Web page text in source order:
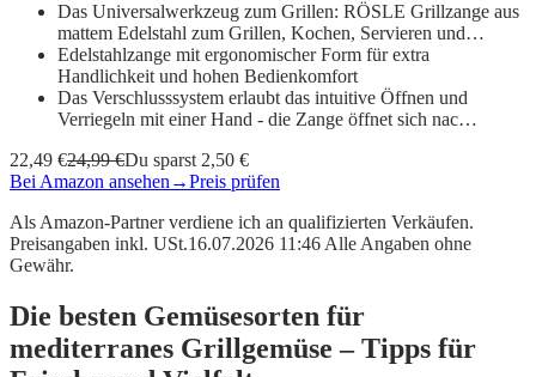
Das Universalwerkzeug zum Grillen: RÖSLE Grillzange aus
mattem Edelstahl zum Grillen, Kochen, Servieren und…
Edelstahlzange mit ergonomischer Form für extra
Handlichkeit und hohen Bedienkomfort
Das Verschlusssystem erlaubt das intuitive Öffnen und
Verriegeln mit einer Hand - die Zange öffnet sich nac…
22,49 €24,99 €Du sparst 2,50 €
Bei Amazon ansehen →Preis prüfen
Als Amazon-Partner verdiene ich an qualifizierten Verkäufen.
Preisangaben inkl. USt.16.07.2026 11:46 Alle Angaben ohne
Gewähr.
Die besten Gemüsesorten für
mediterranes Grillgemüse – Tipps für